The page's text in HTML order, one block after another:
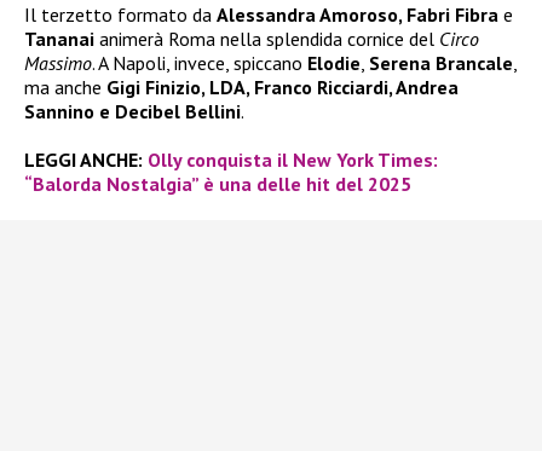
Il terzetto formato da Alessandra Amoroso, Fabri Fibra e
Tananai animerà Roma nella splendida cornice del Circo
Massimo. A Napoli, invece, spiccano Elodie Serena Brancale
ma anche Gigi Finizio, LDA, Franco Ricciardi, Andrea
Sannino e Decibel Bellini.
LEGGI ANCHE: Olly conquista il New York Times:
“Balorda Nostalgia” è una delle hit del 2025